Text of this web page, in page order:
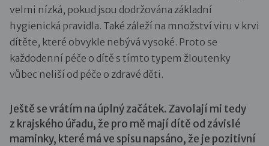
velmi nízká, pokud jsou dodržována základní
hygienická pravidla. Také záleží na množství viru v krvi
dítěte, které obvykle nebývá vysoké. Proto se
každodenní péče o dítě s tímto typem žloutenky
vůbec neliší od péče o zdravé děti.
Ještě se vrátím na úplný začátek. Zavolají mi tedy
z krajského úřadu, že pro mě mají dítě od závislé
maminky, které má ve spisu napsáno, že je pozitivní